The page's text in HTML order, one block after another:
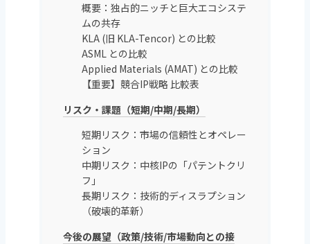
概要：独占的ニッチと巨大エコシステ
ムの共存
KLA (旧 KLA-Tencor) との比較
ASML との比較
Applied Materials (AMAT) との比較
【重要】競合IP戦略 比較表
リスク・課題（短期/中期/長期）
短期リスク：市場の信頼性とオペレー
ション
中期リスク：中核IPの「パテントクリ
フ」
長期リスク：技術的ディスラプション
（破壊的革新）
今後の展望（政策/技術/市場動向との接